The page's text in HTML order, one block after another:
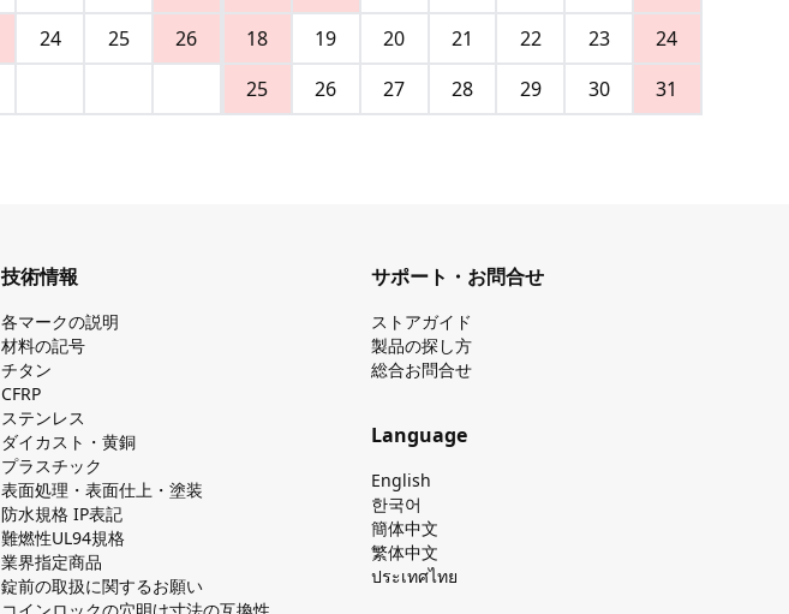
24 25
26
18
19 20 21 22 23
24
25
26 27 28 29 30 31
技術情報
各マークの説明
材料の記号
チタン
CFRP
ステンレス
ダイカスト・⻩銅
プラスチック
表面処理・表面仕上・塗装
防⽔規格 IP表記
難燃性UL94規格
業界指定商品
錠前の取扱に関するお願い
サポート・お問合せ
ストアガイド
製品の探し⽅
総合お問合せ
Language
English
한국어
簡体中文
繁体中文
ประเทศไทย